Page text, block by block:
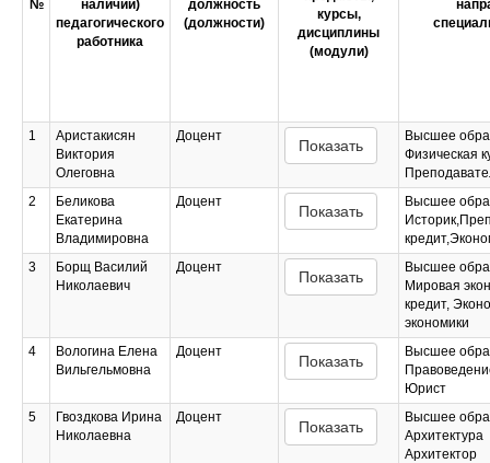
№
наличии)
педагогического
работника
должность
(должности)
курсы,
дисциплины
(модули)
1
Аристакисян
Виктория
Олеговна
Доцент
Показать
Высшее
Физическая
2
Беликова
Екатерина
Владимировна
Доцент
Показать
Высшее
3
Борщ Василий
Николаевич
Доцент
Показать
Высшее
Мировая
кредит,
экономики
4
Вологина Елена
Вильгельмовна
Доцент
Показать
Высшее
Юрист
5
Гвоздкова Ирина
Николаевна
Доцент
Показать
Высшее
Архитектура
Архитектор